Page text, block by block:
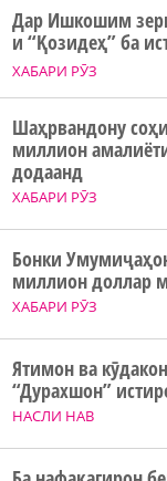
ХАБАРИ РӮЗ
Дар Ишкошим
и “Қозидеҳ” ба
ХАБАРИ РӮЗ
Шаҳрвандону
миллион
додаанд
ХАБАРИ РӮЗ
Бонки
миллион доллар
НАСЛИ НАВ
Ятимон ва
“Дурахшон”